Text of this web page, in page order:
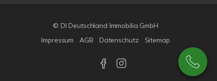
© DI Deutschland Immobilia GmbH
Impressum
AGB Datenschutz Sitemap